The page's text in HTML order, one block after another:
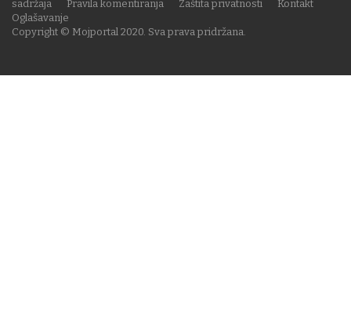
Copyright © Mojportal 2020. Sva prava pridržana.
sadržaja
Pravila komentiranja Zaštita privatnosti
Kontakt
Oglašavanje